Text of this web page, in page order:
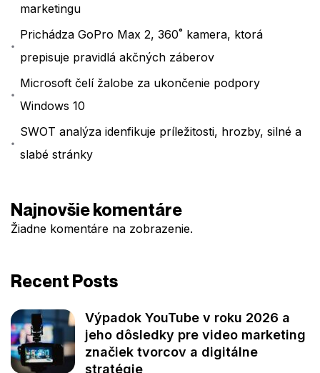
marketingu
Prichádza GoPro Max 2, 360˚ kamera, ktorá
prepisuje pravidlá akčných záberov
Microsoft čelí žalobe za ukončenie podpory
Windows 10
SWOT analýza idenfikuje príležitosti, hrozby, silné a
slabé stránky
Najnovšie komentáre
Žiadne komentáre na zobrazenie.
Recent Posts
Výpadok YouTube v roku 2026 a
jeho dôsledky pre video marketing
značiek tvorcov a digitálne
stratégie